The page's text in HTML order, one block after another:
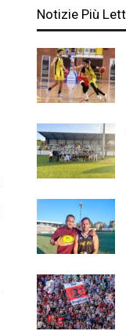
Notizie Più